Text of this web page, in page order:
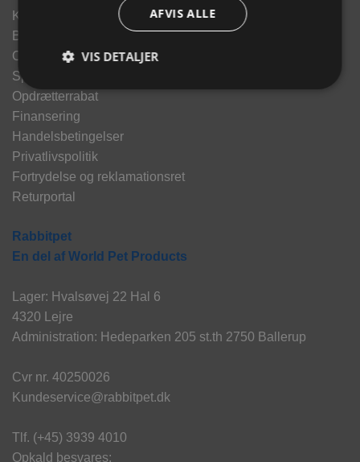
Kontakt
Brand
Om os
Sponsorater
Opdrætterrabat
Finansering
Handelsbetingelser
Privatlivspolitik
Fortrydelse og reklamationsret
Returportal
Rabbitpet
En del af World Pet Products
Lager: Hvalsøvej 22 Hal 6
4320 Lejre
Administration: Hedeparken 205 st.th 2750 Ballerup
Cvr nr. 40250026
Kundeservice@rabbitpet.dk
Tlf. (+45) 3939 4010
Opkald besvares:
AFVIS ALLE
VIS DETALJER